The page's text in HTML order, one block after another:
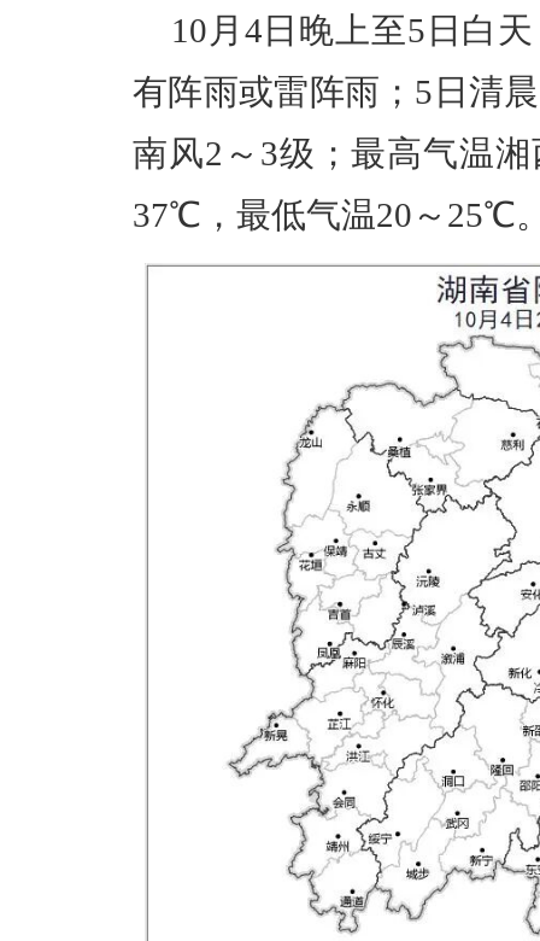
10月4日晚上至5日白
有阵雨或雷阵雨；5日清
南风2～3级；最高气温
37℃，最低气温20～25℃